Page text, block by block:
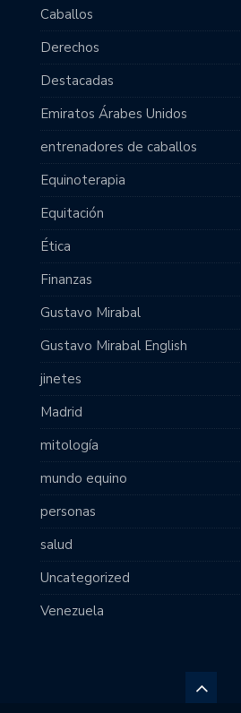
Caballos
Derechos
Destacadas
Emiratos Árabes Unidos
entrenadores de caballos
Equinoterapia
Equitación
Ética
Finanzas
Gustavo Mirabal
Gustavo Mirabal English
jinetes
Madrid
mitología
mundo equino
personas
salud
Uncategorized
Venezuela